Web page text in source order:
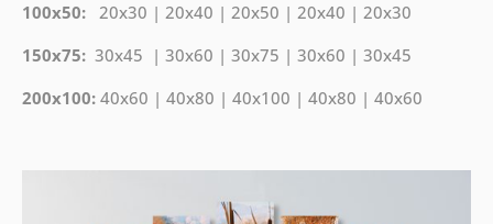
100x50: 20x30 | 20x40 | 20x50 | 20x40 | 20x30
150x75: 30x45 | 30x60 | 30x75 | 30x60 | 30x45
200x100: 40x60 | 40x80 | 40x100 | 40x80 | 40x60